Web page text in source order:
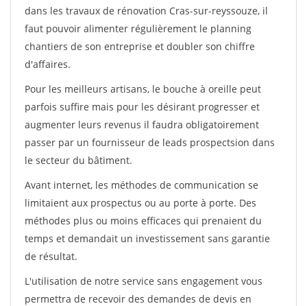
dans les travaux de rénovation Cras-sur-reyssouze, il
faut pouvoir alimenter régulièrement le planning
chantiers de son entreprise et doubler son chiffre
d'affaires.
Pour les meilleurs artisans, le bouche à oreille peut
parfois suffire mais pour les désirant progresser et
augmenter leurs revenus il faudra obligatoirement
passer par un fournisseur de leads prospectsion dans
le secteur du bâtiment.
Avant internet, les méthodes de communication se
limitaient aux prospectus ou au porte à porte. Des
méthodes plus ou moins efficaces qui prenaient du
temps et demandait un investissement sans garantie
de résultat.
L'utilisation de notre service sans engagement vous
permettra de recevoir des demandes de devis en